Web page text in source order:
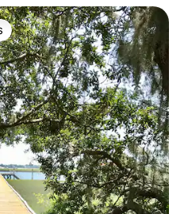
plus appréciés